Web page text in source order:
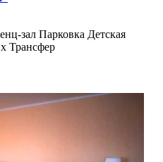
зал Парковка Детская
Трансфер